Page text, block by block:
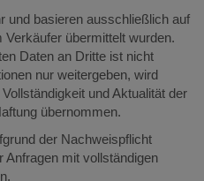
und basieren ausschließlich auf
übermittelt wurden.
Daten an Dritte ist nicht
nur weitergeben, wird
und Aktualität der
übernommen.
der Nachweispflicht
Anfragen mit vollständigen